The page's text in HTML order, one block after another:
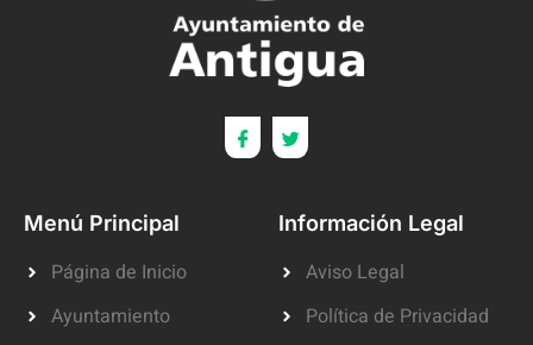
Menú Principal
Página de Inicio
Ayuntamiento
Información Legal
Aviso Legal
Política de Privacidad